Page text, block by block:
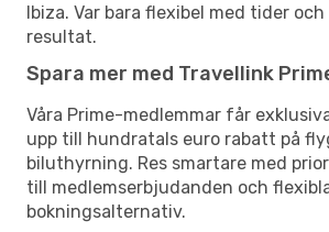
Ibiza. Var bara flexibel med tider
resultat.
Spara mer med Travellink
Våra Prime-medlemmar får
upp till hundratals euro rabatt på
biluthyrning. Res smartare med
till medlemserbjudanden och
bokningsalternativ.